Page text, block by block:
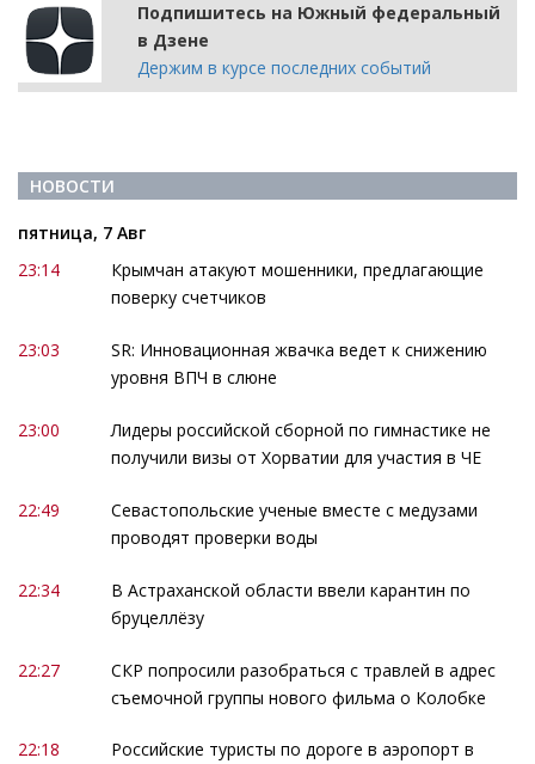
Подпишитесь на Южный федеральный
в Дзене
Держим в курсе последних событий
НОВОСТИ
пятница, 7 Авг
23:14
Крымчан атакуют мошенники, предлагающие
поверку счетчиков
23:03
SR: Инновационная жвачка ведет к снижению
уровня ВПЧ в слюне
23:00
Лидеры российской сборной по гимнастике не
получили визы от Хорватии для участия в ЧЕ
22:49
Севастопольские ученые вместе с медузами
проводят проверки воды
22:34
В Астраханской области ввели карантин по
бруцеллёзу
22:27
СКР попросили разобраться с травлей в адрес
съемочной группы нового фильма о Колобке
22:18
Российские туристы по дороге в аэропорт в